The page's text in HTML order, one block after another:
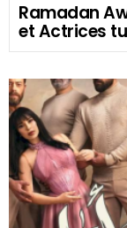
Ramadan
et Actrices